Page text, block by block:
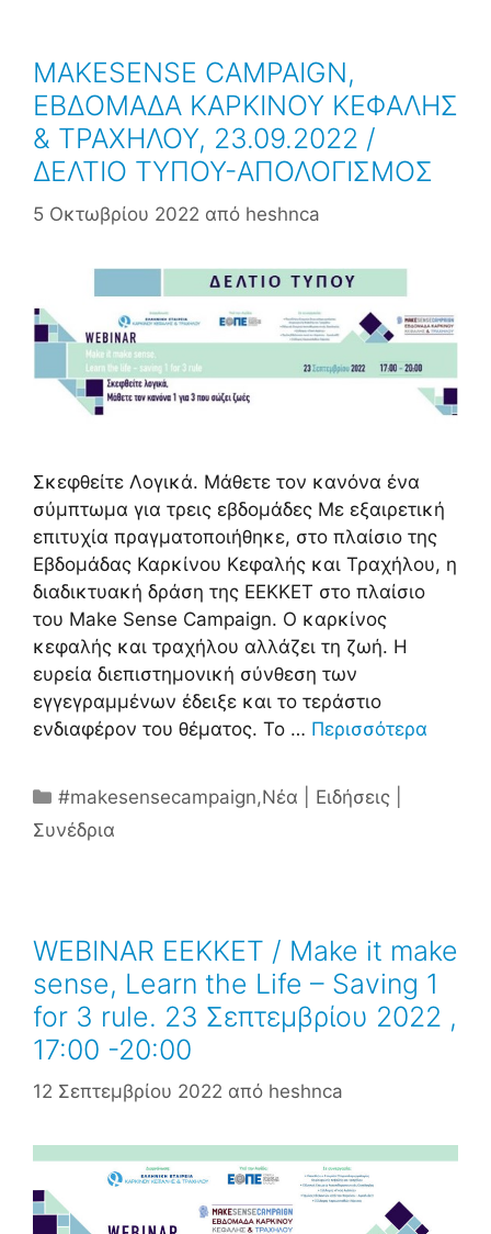
MAKESENSE CAMPAIGN,
ΕΒΔΟΜΑΔΑ ΚΑΡΚΙΝΟΥ ΚΕΦΑΛΗΣ
& ΤΡΑΧΗΛΟΥ, 23.09.2022 /
ΔΕΛΤΙΟ ΤΥΠΟΥ-ΑΠΟΛΟΓΙΣΜΟΣ
5 Οκτωβρίου 2022 από heshnca
Σκεφθείτε Λογικά. Μάθετε τον κανόνα ένα
σύμπτωμα για τρεις εβδομάδες Με εξαιρετική
επιτυχία πραγματοποιήθηκε, στο πλαίσιο της
Εβδομάδας Καρκίνου Κεφαλής και Τραχήλου, η
διαδικτυακή δράση της ΕΕΚΚΕΤ στο πλαίσιο
του Make Sense Campaign. Ο καρκίνος
κεφαλής και τραχήλου αλλάζει τη ζωή. Η
ευρεία διεπιστημονική σύνθεση των
εγγεγραμμένων έδειξε και το τεράστιο
ενδιαφέρον του θέματος. Το … Περισσότερα
Κατηγορίες
#makesensecampaign,Νέα | Ειδήσεις |
Συνέδρια
WEBINAR ΕΕΚΚΕΤ / Make it make
sense, Learn the Life – Saving 1
for 3 rule. 23 Σεπτεμβρίου 2022 ,
17:00 -20:00
12 Σεπτεμβρίου 2022 από heshnca